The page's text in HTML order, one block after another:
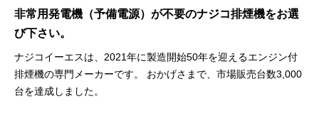
非常用発電機（予備電源）が不要のナジコ排煙機をお選
び下さい。
ナジコイーエスは、2021年に製造開始50年を迎えるエンジン付
排煙機の専門メーカーです。
おかげさまで、市場販売台数3,000
台を達成しました。